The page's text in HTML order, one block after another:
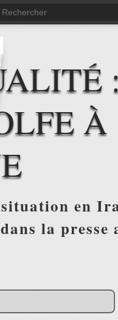
:
À
en
la presse